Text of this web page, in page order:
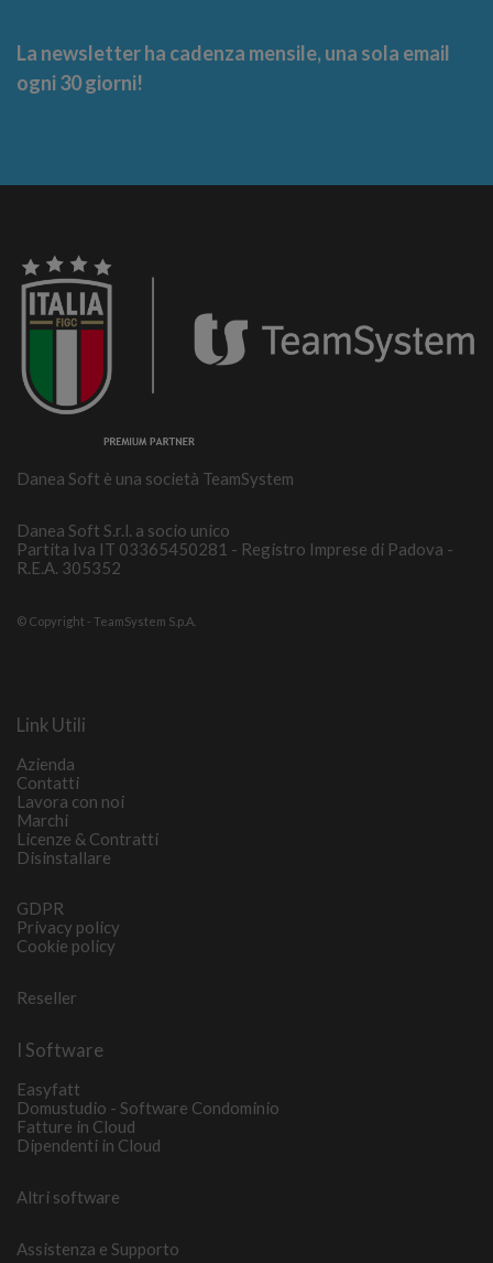
La newsletter ha cadenza mensile, una sola email
ogni 30 giorni!
Danea Soft è una società TeamSystem
Danea Soft S.r.l. a socio unico
Partita Iva IT 03365450281 - Registro Imprese di Padova -
R.E.A. 305352
© Copyright - TeamSystem S.p.A.
Link Utili
Azienda
Contatti
Lavora con noi
Marchi
Licenze & Contratti
Disinstallare
GDPR
Privacy policy
Cookie policy
Reseller
I Software
Easyfatt
Domustudio - Software Condominio
Fatture in Cloud
Dipendenti in Cloud
Altri software
Assistenza e Supporto